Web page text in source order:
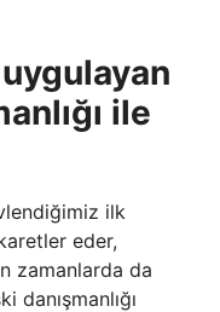
ile
ilk
eder,
zamanlarda da